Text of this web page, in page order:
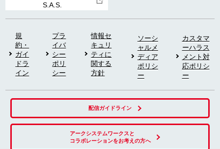
S.A.S.
規
約・
ガイ
ドラ
イン
プラ
イバ
シー
ポリ
シー
情報セ
キュリ
ティに
関する
方針
ソーシ
ャルメ
ディア
ポリシ
ー
カスタマ
ーハラス
メント対
応ポリシ
ー
配信ガイドライン
アークシステムワークスと
コラボレーションをお考えの方へ